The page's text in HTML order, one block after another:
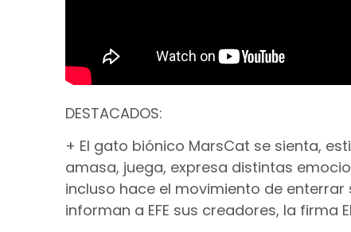
DESTACADOS:
+ El gato biónico MarsCat se sienta,
amasa, juega, expresa distintas
incluso hace el movimiento de
informan a EFE sus creadores, la firma